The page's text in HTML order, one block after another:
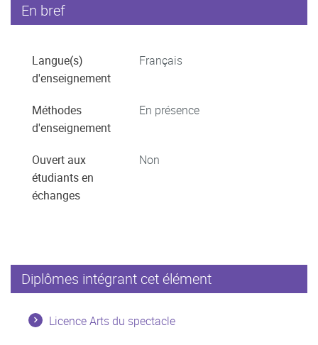
En bref
Langue(s)
d'enseignement
Français
Méthodes
d'enseignement
En présence
Ouvert aux
étudiants en
échanges
Non
Diplômes intégrant cet élément
Licence Arts du spectacle